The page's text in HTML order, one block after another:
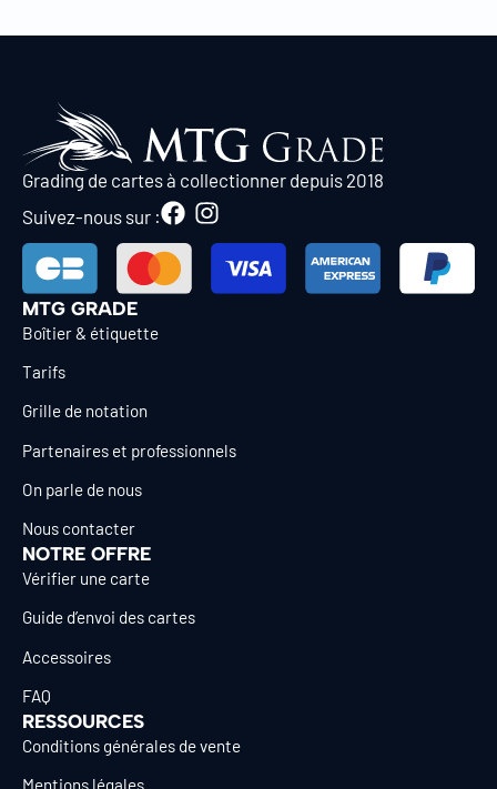
Grading de cartes à collectionner depuis 2018
Suivez-nous sur :
MTG GRADE
Boîtier & étiquette
Tarifs
Grille de notation
Partenaires et professionnels
On parle de nous
Nous contacter
NOTRE OFFRE
Vérifier une carte
Guide d’envoi des cartes
Accessoires
FAQ
RESSOURCES
Conditions générales de vente
Mentions légales